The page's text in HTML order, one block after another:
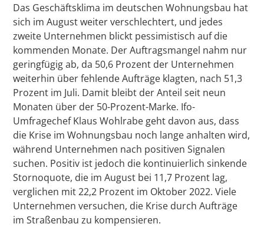
Das Geschäftsklima im deutschen Wohnungsbau hat
sich im August weiter verschlechtert, und jedes
zweite Unternehmen blickt pessimistisch auf die
kommenden Monate. Der Auftragsmangel nahm nur
geringfügig ab, da 50,6 Prozent der Unternehmen
weiterhin über fehlende Aufträge klagten, nach 51,3
Prozent im Juli. Damit bleibt der Anteil seit neun
Monaten über der 50-Prozent-Marke. Ifo-
Umfragechef Klaus Wohlrabe geht davon aus, dass
die Krise im Wohnungsbau noch lange anhalten wird,
während Unternehmen nach positiven Signalen
suchen. Positiv ist jedoch die kontinuierlich sinkende
Stornoquote, die im August bei 11,7 Prozent lag,
verglichen mit 22,2 Prozent im Oktober 2022. Viele
Unternehmen versuchen, die Krise durch Aufträge
im Straßenbau zu kompensieren.